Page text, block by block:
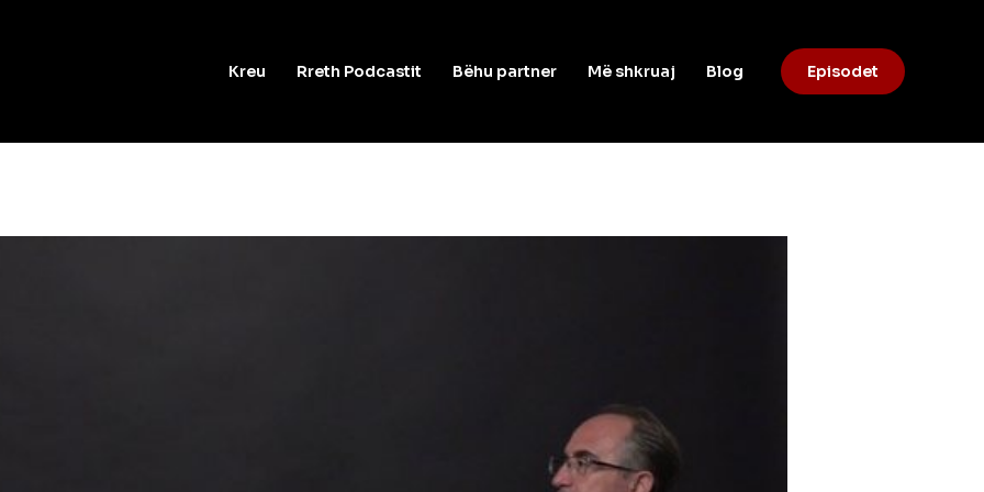
Kreu Rreth Podcastit Bëhu partner Më shkruaj Blog Episodet